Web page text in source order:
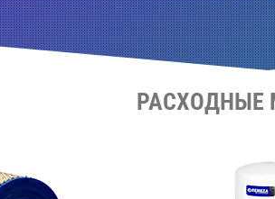
РАСХОДНЫЕ